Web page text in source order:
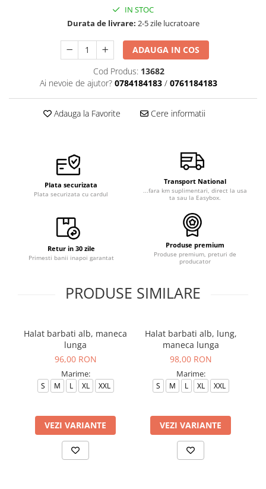
IN STOC
Durata de livrare: 2-5 zile lucratoare
ADAUGA IN COS
Cod Produs: 13682
Ai nevoie de ajutor? 0784184183 / 0761184183
Adauga la Favorite Cere informatii
Plata securizata
Plata securizata cu cardul
Transport National
...fara km suplimentari, direct la usa
ta sau la Easybox.
Retur in 30 zile
Primesti banii inapoi garantat
Produse premium
Produse premium, preturi de
producator
PRODUSE SIMILARE
Halat barbati alb, maneca
lunga
96,00 RON
Marime:
S M L XL XXL
VEZI VARIANTE
Halat barbati alb, lung,
maneca lunga
98,00 RON
Marime:
S M L XL XXL
VEZI VARIANTE